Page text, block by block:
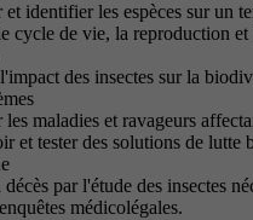
et identifier les espèces sur un
cycle de vie, la reproduction et
des insectes sur la
les maladies et ravageurs
et tester des solutions de lutte
décès par l'étude des insectes
médicolégales.